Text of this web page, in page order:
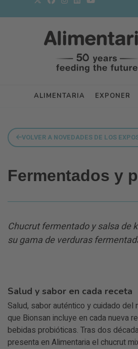
ALIMENTARIA EXPONER
VOLVER A NOVEDADES DE LOS
Fermentados y
Chucrut fermentado y salsa de
su gama de verduras
Salud y sabor en cada receta
Salud, sabor auténtico y cuidado
que Bionsan incluye en cada nueva
bebidas probióticas. Tras dos
presenta en Alimentaria el chucrut